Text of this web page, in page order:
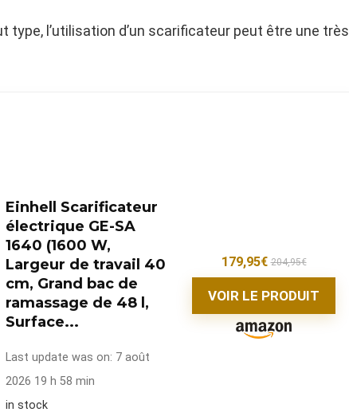
type, l’utilisation d’un scarificateur peut être une très
Einhell Scarificateur
électrique GE-SA
1640 (1600 W,
Largeur de travail 40
cm, Grand bac de
ramassage de 48 l,
Surface...
Last update was on: 7 août
2026 19 h 58 min
in stock
179,95€ 204,95€
VOIR LE PRODUIT